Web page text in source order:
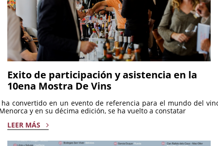
Exito de participación y asistencia en la
10ena Mostra De Vins
convertido en un evento de referencia para el mundo del
y en su décima edición, se ha vuelto a constatar
LEER MÁS